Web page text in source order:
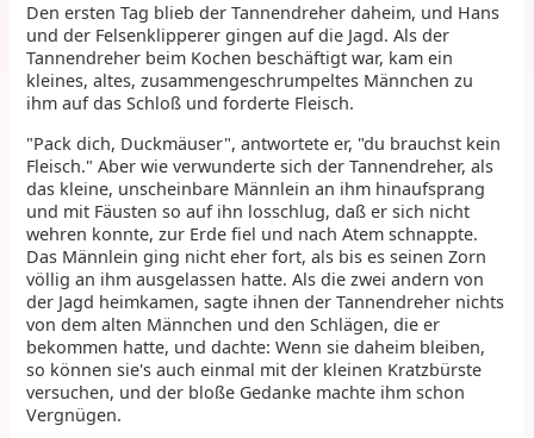
Den ersten Tag blieb der Tannendreher daheim, und Hans
und der Felsenklipperer gingen auf die Jagd. Als der
Tannendreher beim Kochen beschäftigt war, kam ein
kleines, altes, zusammengeschrumpeltes Männchen zu
ihm auf das Schloß und forderte Fleisch.
"Pack dich, Duckmäuser", antwortete er, "du brauchst kein
Fleisch." Aber wie verwunderte sich der Tannendreher, als
das kleine, unscheinbare Männlein an ihm hinaufsprang
und mit Fäusten so auf ihn losschlug, daß er sich nicht
wehren konnte, zur Erde fiel und nach Atem schnappte.
Das Männlein ging nicht eher fort, als bis es seinen Zorn
völlig an ihm ausgelassen hatte. Als die zwei andern von
der Jagd heimkamen, sagte ihnen der Tannendreher nichts
von dem alten Männchen und den Schlägen, die er
bekommen hatte, und dachte: Wenn sie daheim bleiben,
so können sie's auch einmal mit der kleinen Kratzbürste
versuchen, und der bloße Gedanke machte ihm schon
Vergnügen.